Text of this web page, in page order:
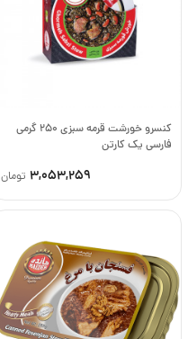
کنسرو خورشت قرمه سبزی 250 گرمی
فارسی یک کارتن
3,053,259 تومان